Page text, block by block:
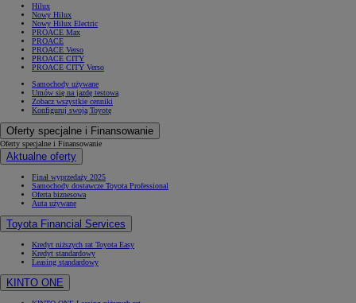
Hilux
Nowy Hilux
Nowy Hilux Electric
PROACE Max
PROACE
PROACE Verso
PROACE CITY
PROACE CITY Verso
Samochody używane
Umów się na jazdę testową
Zobacz wszystkie cenniki
Konfiguruj swoją Toyotę
Oferty specjalne i Finansowanie
Oferty specjalne i Finansowanie
Aktualne oferty
Finał wyprzedaży 2025
Samochody dostawcze Toyota Professional
Oferta biznesowa
Auta używane
Toyota Financial Services
Kredyt niższych rat Toyota Easy
Kredyt standardowy
Leasing standardowy
KINTO ONE